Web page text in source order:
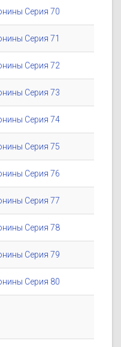
Серия 70
Серия 71
Серия 72
Серия 73
Серия 74
Серия 75
Серия 76
Серия 77
Серия 78
Серия 79
Серия 80